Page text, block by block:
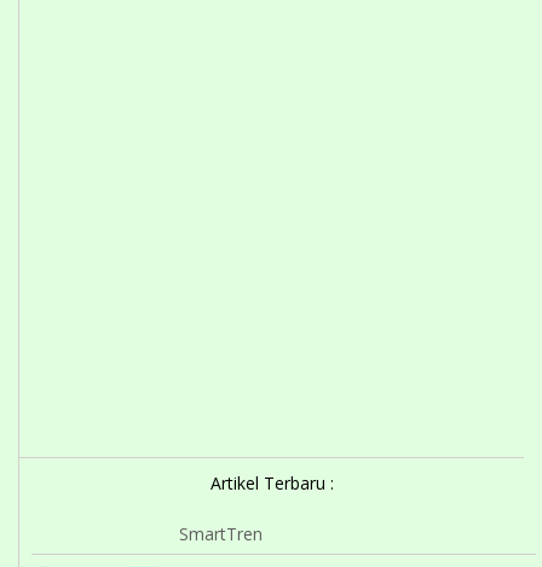
Artikel Terbaru :
SmartTren